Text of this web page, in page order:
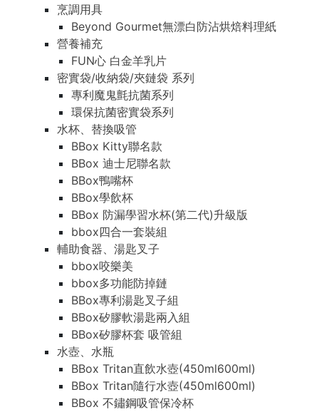
烹調用具
Beyond Gourmet無漂白防沾烘焙料理紙
營養補充
FUN心 白金羊乳片
密實袋/收納袋/夾鏈袋 系列
專利魔鬼氈抗菌系列
環保抗菌密實袋系列
水杯、替換吸管
BBox Kitty聯名款
BBox 迪士尼聯名款
BBox鴨嘴杯
BBox學飲杯
BBox 防漏學習水杯(第二代)升級版
bbox四合一套裝組
輔助食器、湯匙叉子
bbox咬樂美
bbox多功能防掉鏈
BBox專利湯匙叉子組
BBox矽膠軟湯匙兩入組
BBox矽膠杯套 吸管組
水壺、水瓶
BBox Tritan直飲水壺(450ml600ml)
BBox Tritan隨行水壺(450ml600ml)
BBox 不鏽鋼吸管保冷杯